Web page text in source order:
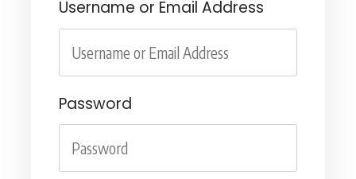
Username or Email Address
Password